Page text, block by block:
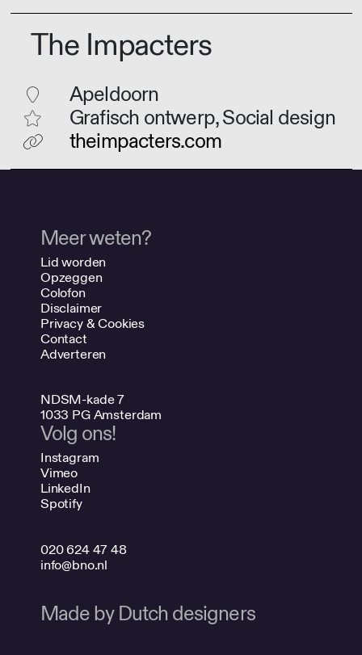
The Impacters
Apeldoorn
Grafisch ontwerp, Social design
theimpacters.com
Meer weten?
Lid worden
Opzeggen
Colofon
Disclaimer
Privacy & Cookies
Contact
Adverteren
NDSM-kade 7
1033 PG Amsterdam
Volg ons!
Instagram
Vimeo
LinkedIn
Spotify
020 624 47 48
info@bno.nl
Made by Dutch designers